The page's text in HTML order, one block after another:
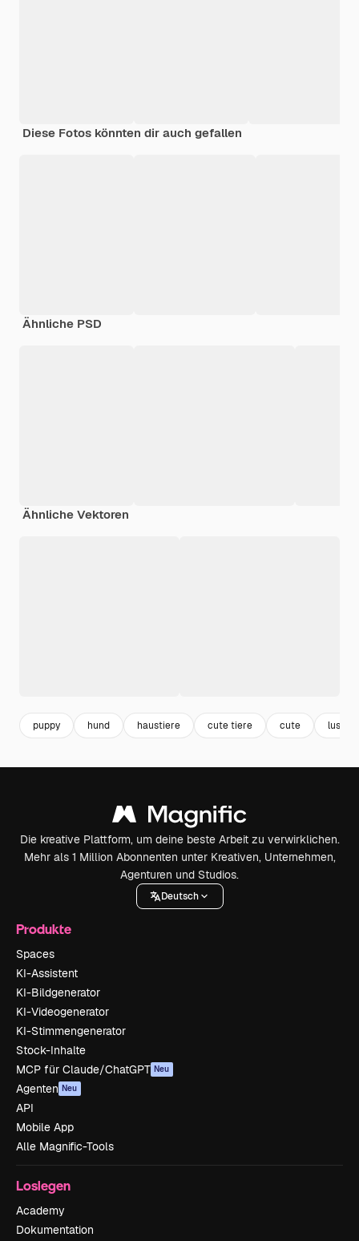
Diese Fotos könnten dir auch gefallen
Ähnliche PSD
Ähnliche Vektoren
puppy hund haustiere cute tiere cute
Die kreative Plattform, um deine beste Arbeit zu verwirklichen.
Mehr als 1 Million Abonnenten unter Kreativen, Unternehmen,
Agenturen und Studios.
Deutsch
Produkte
Spaces
KI-Assistent
KI-Bildgenerator
KI-Videogenerator
KI-Stimmengenerator
Stock-Inhalte
MCP für Claude/ChatGPT Neu
Agenten Neu
API
Mobile App
Alle Magnific-Tools
Loslegen
Academy
Dokumentation